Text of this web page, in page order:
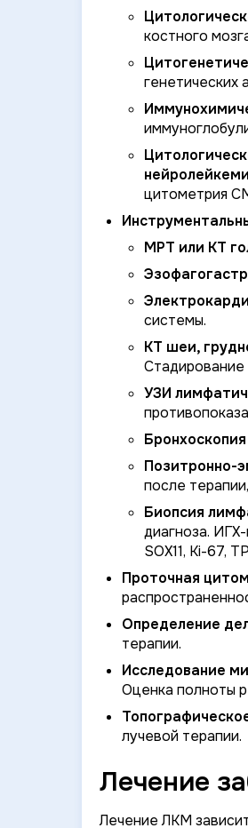
костного
генетических
цитометрия
МРТ или КТ
системы.
КТ шеи,
Стадирование
УЗИ
Позитронно-
после
Биопсия
диагноза.
SOX11, Ki-67,
Проточная
Определение
терапии.
Исследование
Оценка полноты
лучевой терапии.
Лечение
Лечение ЛКМ